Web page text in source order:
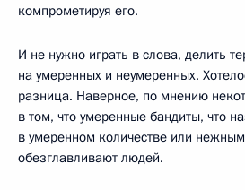
компрометируя его.
И не нужно играть в слова, делить
на умеренных и неумеренных.
разница. Наверное, по мнению
в том, что умеренные бандиты, что
в умеренном количестве или
обезглавливают людей.